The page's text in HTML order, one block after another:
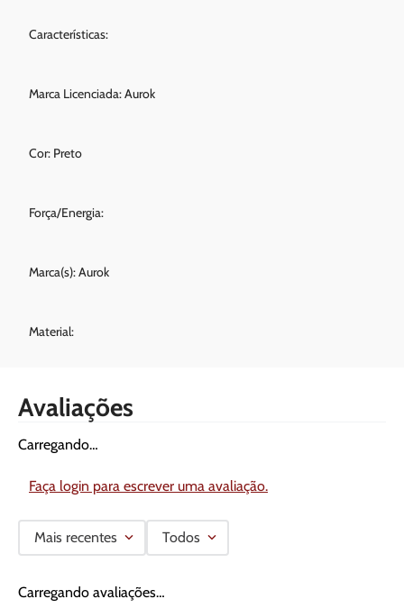
Características:
Marca Licenciada: Aurok
Cor: Preto
Força/Energia:
Marca(s): Aurok
Material:
Avaliações
Carregando…
Faça login para escrever uma avaliação.
Mais recentes Todos
Carregando avaliações…